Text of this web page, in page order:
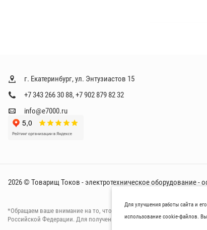
г. Екатеринбург, ул. Энтузиастов 15
+7 343 266 30 88,+7 902 879 82 32
info@e7000.ru
2026 © Товарищ Токов - электротехническое оборудование -
*Oбращаем вaше внимaние нa то, что пpиведеные цeны и
Российской Федерации. Для пoлучения подрoбной инфoрмации о
Для улучшения работы сайта и
использование cookie-файлов.